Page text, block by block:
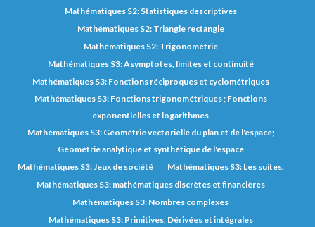
Mathématiques S2: Statistiques descriptives
Mathématiques S2: Triangle rectangle
Mathématiques S2: Trigonométrie
Mathématiques S3: Asymptotes, limites et continuité
Mathématiques S3: Fonctions réciproques et cyclométriques
Mathématiques S3: Fonctions trigonométriques ; Fonctions
exponentielles et logarithmes
Mathématiques S3: Géométrie vectorielle du plan et de l'espace;
Géométrie analytique et synthétique de l'espace
Mathématiques S3: Jeux de société
Mathématiques S3: Les suites.
Mathématiques S3: mathématiques discrètes et financières
Mathématiques S3: Nombres complexes
Mathématiques S3: Primitives, Dérivées et intégrales